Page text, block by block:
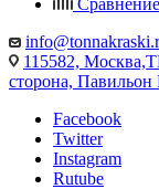
115582,
сторона, Павильон
Facebook
Twitter
Instagram
Rutube